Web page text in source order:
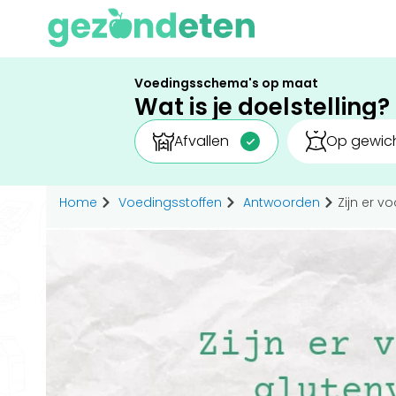
Voedingsschema's op maat
Wat is je doelstelling?
Afvallen Op
Home Voedingsstoffen Antwoorden Zijn er